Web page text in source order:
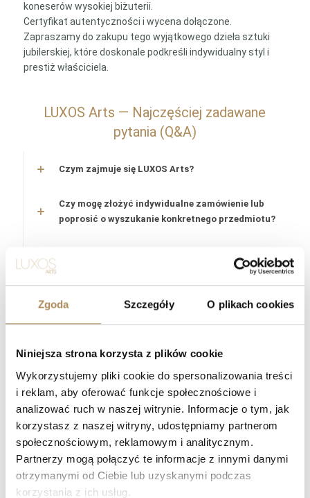
Zgoda Szczegóły O plikach cookies
Niniejsza strona korzysta z plików cookie
Wykorzystujemy pliki cookie do spersonalizowania treści
i reklam, aby oferować funkcje społecznościowe i
analizować ruch w naszej witrynie. Informacje o tym, jak
korzystasz z naszej witryny, udostępniamy partnerom
społecznościowym, reklamowym i analitycznym.
Partnerzy mogą połączyć te informacje z innymi danymi
otrzymanymi od Ciebie lub uzyskanymi podczas
korzystania z ich usług.
koneserów wysokiej biżuterii.
Certyfikat autentyczności i wycena dołączone.
Zapraszamy do zakupu tego wyjątkowego dzieła sztuki
jubilerskiej, które doskonale podkreśli indywidualny styl i
prestiż właściciela.
LUXOS Arts — Najczęściej zadawane
pytania (Q&A)
Czym zajmuje się LUXOS Arts?
Czy mogę złożyć indywidualne zamówienie lub
poprosić o wyszukanie konkretnego przedmiotu?
Czy każdy przedmiot posiada certyfikat
Co oznacza „LUXOS Arts Certified Selection”?
Jakie certyfikaty posiada zespół LUXOS Arts?
Czy zegarki z oferty LUXOS Arts objęte są
gwarancją?
Czy zakupy w LUXOS Arts są bezpieczne?